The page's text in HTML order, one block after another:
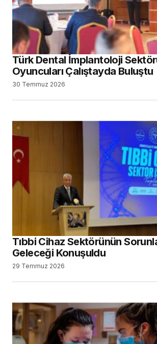
Türk Dental İmplantoloji
Oyuncuları Çalıştayda Buluştu
30 Temmuz 2026
Tıbbi Cihaz Sektörünün
Geleceği Konuşuldu
29 Temmuz 2026